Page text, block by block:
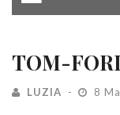
TOM-
LUZIA 8